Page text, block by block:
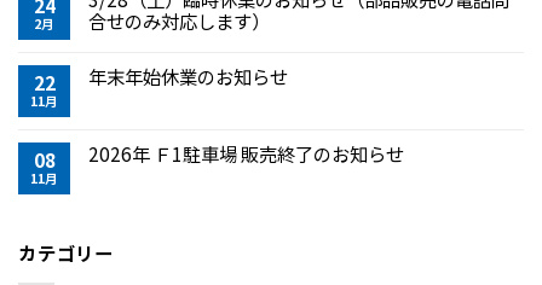
2月
合せのみ対応します）
22
11月
年末年始休業のお知らせ
08
11月
2026年 Ｆ1駐車場 販売終了のお知らせ
カテゴリー